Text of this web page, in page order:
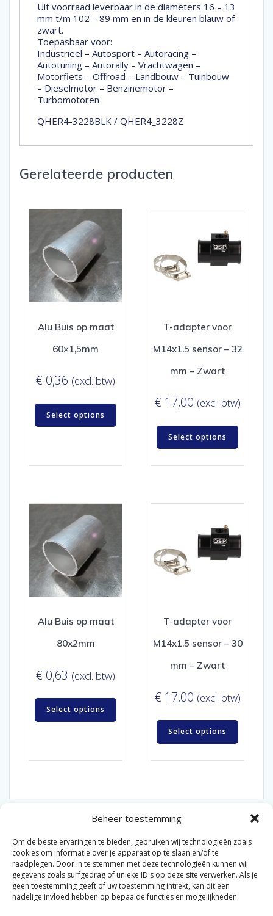
Beheer toestemming
Om de beste ervaringen te bieden, gebruiken wij technologieën zoals
cookies om informatie over je apparaat op te slaan en/of te
raadplegen. Door in te stemmen met deze technologieën kunnen wij
gegevens zoals surfgedrag of unieke ID's op deze site verwerken. Als je
geen toestemming geeft of uw toestemming intrekt, kan dit een
nadelige invloed hebben op bepaalde functies en mogelijkheden.
Uit voorraad leverbaar in de diameters 16 – 13
mm t/m 102 – 89 mm en in de kleuren blauw of
zwart.
Toepasbaar voor:
Industrieel – Autosport – Autoracing –
Autotuning – Autorally – Vrachtwagen –
Motorfiets – Offroad – Landbouw – Tuinbouw
– Dieselmotor – Benzinemotor –
Turbomotoren
QHER4-3228BLK / QHER4_3228Z
Gerelateerde producten
Alu Buis op maat
60×1,5mm
€ 0,36 (excl. btw)
Select options
T-adapter voor
M14x1.5 sensor – 32
mm – Zwart
€ 17,00 (excl. btw)
Select options
Alu Buis op maat
80x2mm
€ 0,63 (excl. btw)
Select options
T-adapter voor
M14x1.5 sensor – 30
mm – Zwart
€ 17,00 (excl. btw)
Select options
© 2026 Van der Bel Las en Radiateurenbedrijf.